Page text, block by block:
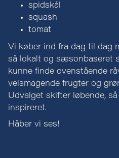
spidskål
squash
tomat
Vi køber ind fra dag til dag
så lokalt og sæsonbaseret
kunne finde ovenstående
velsmagende frugter og
Udvalget skifter løbende,
inspireret.
Håber vi ses!